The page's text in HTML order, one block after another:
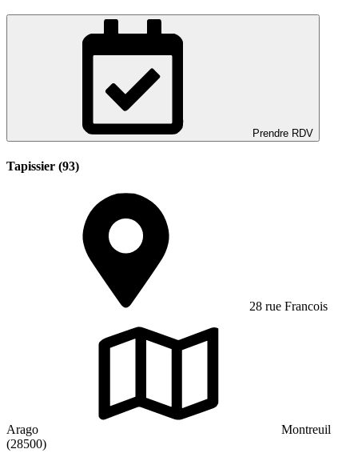
Prendre RDV
Tapissier (93)
28 rue Francois
Arago
Montreuil
(28500)